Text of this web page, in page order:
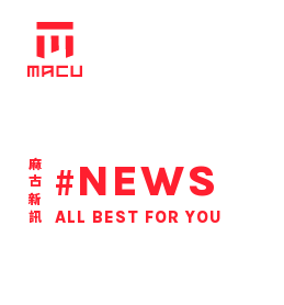
麻古新訊 #NEWS
ALL BEST FOR YOU